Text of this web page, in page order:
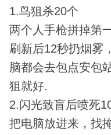
1.鸟狙杀20个
两个人手枪拼掉第
刷新后12秒扔烟雾
脑都会去包点安包
狙就好.
2.闪光致盲后喷死
把电脑放进来，找